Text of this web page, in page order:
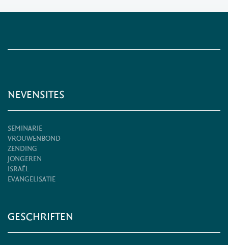
NEVENSITES
SEMINARIE
VROUWENBOND
ZENDING
JONGEREN
ISRAËL
EVANGELISATIE
GESCHRIFTEN